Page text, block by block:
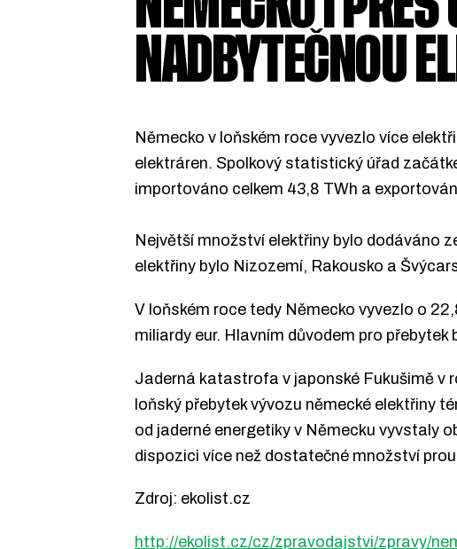
NADBYTEČNOU
Německo v loňském roce vyvezlo více
elektráren. Spolkový statistický úřad
importováno celkem 43,8 TWh a
Největší množství elektřiny bylo dodáváno
elektřiny bylo Nizozemí, Rakousko a
V loňském roce tedy Německo vyvezlo o
miliardy eur. Hlavním důvodem pro
Jaderná katastrofa v japonské Fukušimě v
loňský přebytek vývozu německé elektřiny
od jaderné energetiky v Německu vyvstaly
dispozici více než dostatečné množství
Zdroj: ekolist.cz
http://ekolist.cz/cz/zpravodajstvi/zpravy/